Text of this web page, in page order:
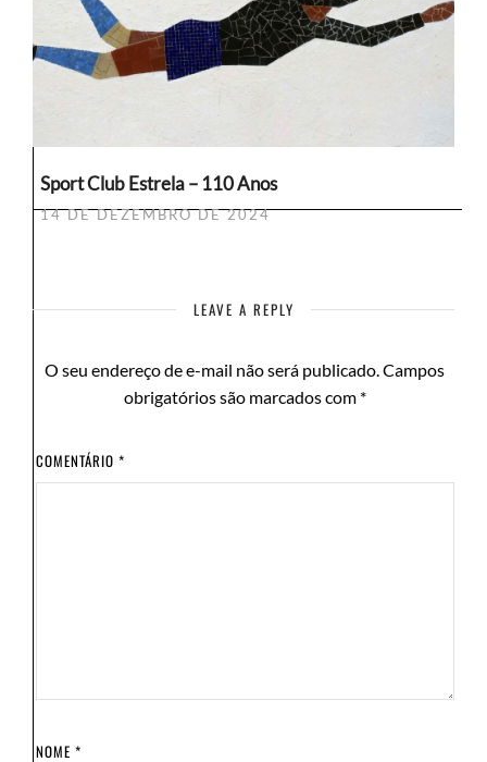
Sport Club Estrela – 110 Anos
14 DE DEZEMBRO DE 2024
LEAVE A REPLY
O seu endereço de e-mail não será publicado.Campos
obrigatórios são marcados com *
COMENTÁRIO *
NOME *